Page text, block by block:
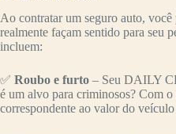
Ao contratar um seguro auto, você
realmente façam sentido para seu
incluem:
✅ Roubo e furto – Seu DAILY
é um alvo para criminosos? Com
correspondente ao valor do